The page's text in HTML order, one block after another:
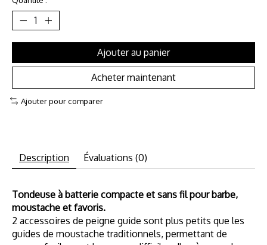
Ajouter au panier
Acheter maintenant
Ajouter pour comparer
Description Évaluations (0)
Tondeuse à batterie compacte et sans fil pour barbe,
moustache et favoris.
2 accessoires de peigne guide sont plus petits que les
guides de moustache traditionnels, permettant de